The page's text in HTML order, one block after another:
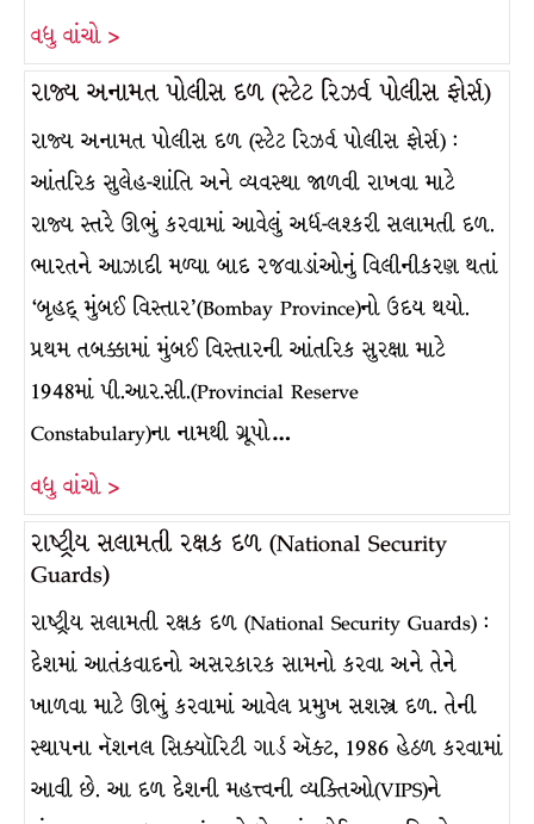
વધુ વાંચો >
રાજ્ય અનામત પોલીસ દળ (સ્ટેટ રિઝર્વ પોલીસ ફોર્સ)
રાજ્ય અનામત પોલીસ દળ (સ્ટેટ રિઝર્વ પોલીસ ફોર્સ) :
આંતરિક સુલેહ-શાંતિ અને વ્યવસ્થા જાળવી રાખવા માટે
રાજ્ય સ્તરે ઊભું કરવામાં આવેલું અર્ધ-લશ્કરી સલામતી દળ.
ભારતને આઝાદી મળ્યા બાદ રજવાડાંઓનું વિલીનીકરણ થતાં
‘બૃહદ્ મુંબઈ વિસ્તાર’(Bombay Province)નો ઉદય થયો.
પ્રથમ તબક્કામાં મુંબઈ વિસ્તારની આંતરિક સુરક્ષા માટે
1948માં પી.આર.સી.(Provincial Reserve
Constabulary)ના નામથી ગ્રૂપો…
વધુ વાંચો >
રાષ્ટ્રીય સલામતી રક્ષક દળ (National Security
Guards)
રાષ્ટ્રીય સલામતી રક્ષક દળ (National Security Guards) :
દેશમાં આતંકવાદનો અસરકારક સામનો કરવા અને તેને
ખાળવા માટે ઊભું કરવામાં આવેલ પ્રમુખ સશસ્ત્ર દળ. તેની
સ્થાપના નૅશનલ સિક્યૉરિટી ગાર્ડ ઍક્ટ, 1986 હેઠળ કરવામાં
આવી છે. આ દળ દેશની મહત્ત્વની વ્યક્તિઓ(VIPS)ને